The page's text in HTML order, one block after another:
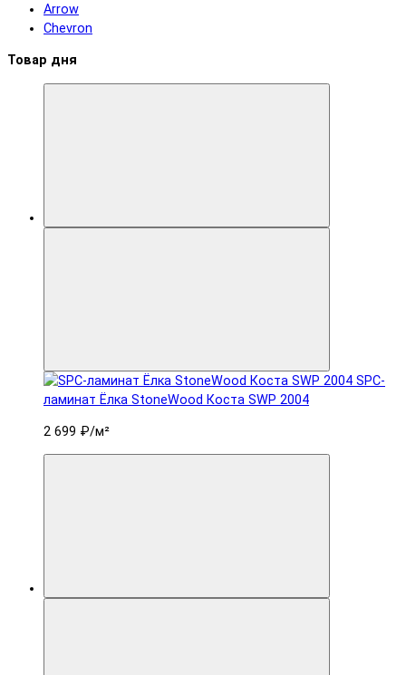
Arrow
Chevron
Товар дня
SPC-
ламинат Ëлка StoneWood Коста SWP 2004
2 699 ₽/м²